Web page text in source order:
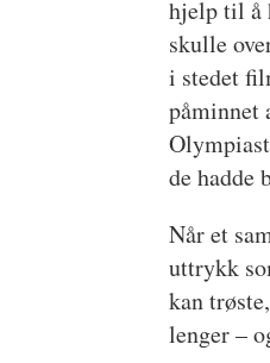
hjelp til å
skulle
i stedet
påminnet
de hadde
Når et
uttrykk
kan
lenger –